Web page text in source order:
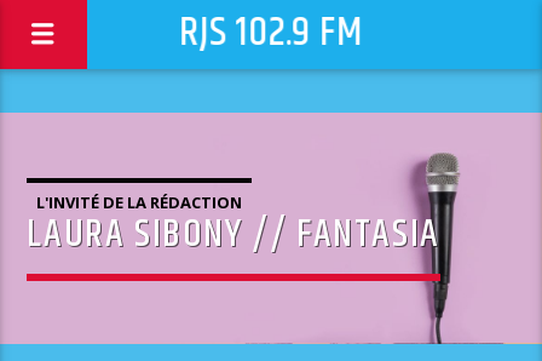
RJS 102.9 FM
L'INVITÉ DE LA RÉDACTION
LAURA SIBONY // FANTASIA